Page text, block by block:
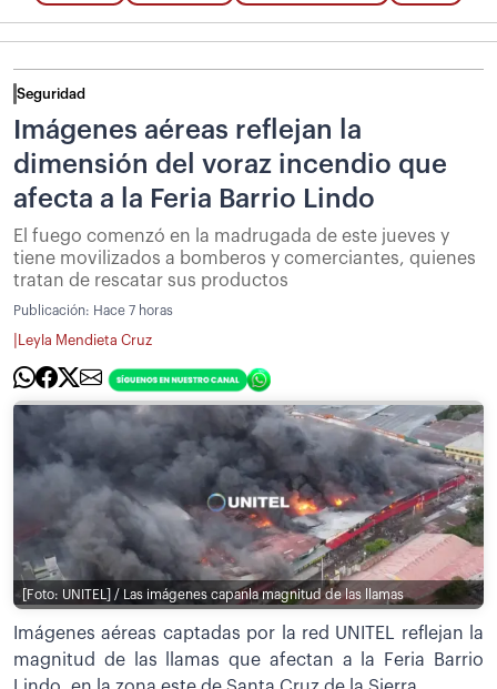
Seguridad
Imágenes aéreas reflejan la
dimensión del voraz incendio que
afecta a la Feria Barrio Lindo
El fuego comenzó en la madrugada de este jueves y
tiene movilizados a bomberos y comerciantes, quienes
tratan de rescatar sus productos
Publicación: Hace 7 horas
Leyla Mendieta Cruz
[Foto: UNITEL] / Las imágenes capanla magnitud de las llamas
Imágenes aéreas captadas por la red UNITEL reflejan la
magnitud de las llamas que afectan a la Feria Barrio